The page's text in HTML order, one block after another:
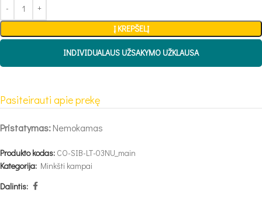
Į KREPŠELĮ
INDIVIDUALAUS UŽSAKYMO UŽKLAUSA
Pasiteirauti apie prekę
Pristatymas:Nemokamas
Produkto kodas: CO-SIB-LT-03NU_main
Kategorija: Minkšti kampai
Dalintis: